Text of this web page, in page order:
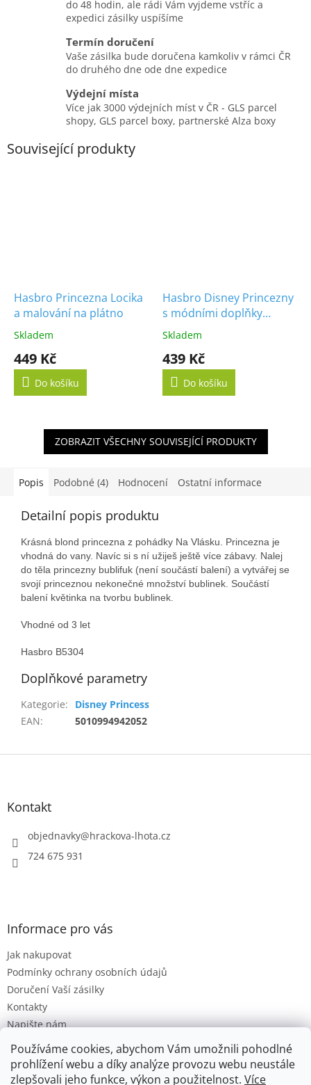
Používáme cookies, abychom Vám umožnili pohodlné
prohlížení webu a díky analýze provozu webu neustále
zlepšovali jeho funkce, výkon a použitelnost. Více
do 48 hodin, ale rádi Vám vyjdeme vstříc a
expedici zásilky uspíšíme
Termín doručení
Vaše zásilka bude doručena kamkoliv v rámci ČR
do druhého dne ode dne expedice
Výdejní místa
Více jak 3000 výdejních míst v ČR - GLS parcel
shopy, GLS parcel boxy, partnerské Alza boxy
Související produkty
Hasbro Princezna Locika
a malování na plátno
Skladem
449 Kč
Do košíku
Hasbro Disney Princezny
s módními doplňky
Merida
Skladem
439 Kč
Do košíku
ZOBRAZIT VŠECHNY SOUVISEJÍCÍ PRODUKTY
Popis Podobné (4) Hodnocení Ostatní informace
Detailní popis produktu
Krásná blond princezna z pohádky Na Vlásku. Princezna je
vhodná do vany. Navíc si s ní užiješ ještě více zábavy. Nalej
do těla princezny bublifuk (není součástí balení) a vytvářej se
svojí princeznou nekonečné množství bublinek. Součástí
balení květinka na tvorbu bublinek.
Vhodné od 3 let
Hasbro B5304
Doplňkové parametry
Kategorie:
Disney Princess
EAN: 5010994942052
Z
Kontakt
objednavky@hrackova-lhota.cz
724 675 931
Informace pro vás
Jak nakupovat
Podmínky ochrany osobních údajů
Doručení Vaší zásilky
Kontakty
Napište nám
Hodnocení obchodu
Moje objednávka